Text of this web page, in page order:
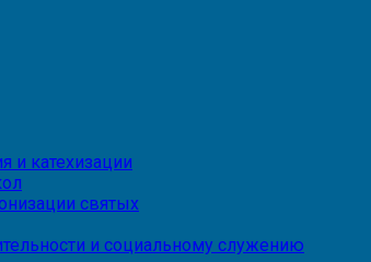
и катехизации
святых
и социальному служению